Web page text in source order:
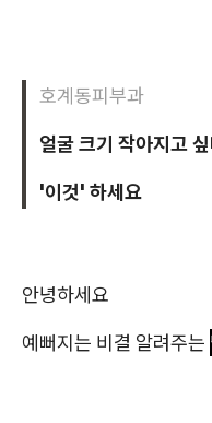
호계동피부과
얼굴 크기 작아지고
'이것' 하세요
안녕하세요
예뻐지는 비결 알려주는